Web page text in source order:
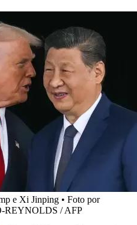
e Xi Jinping • Foto por
/ AFP